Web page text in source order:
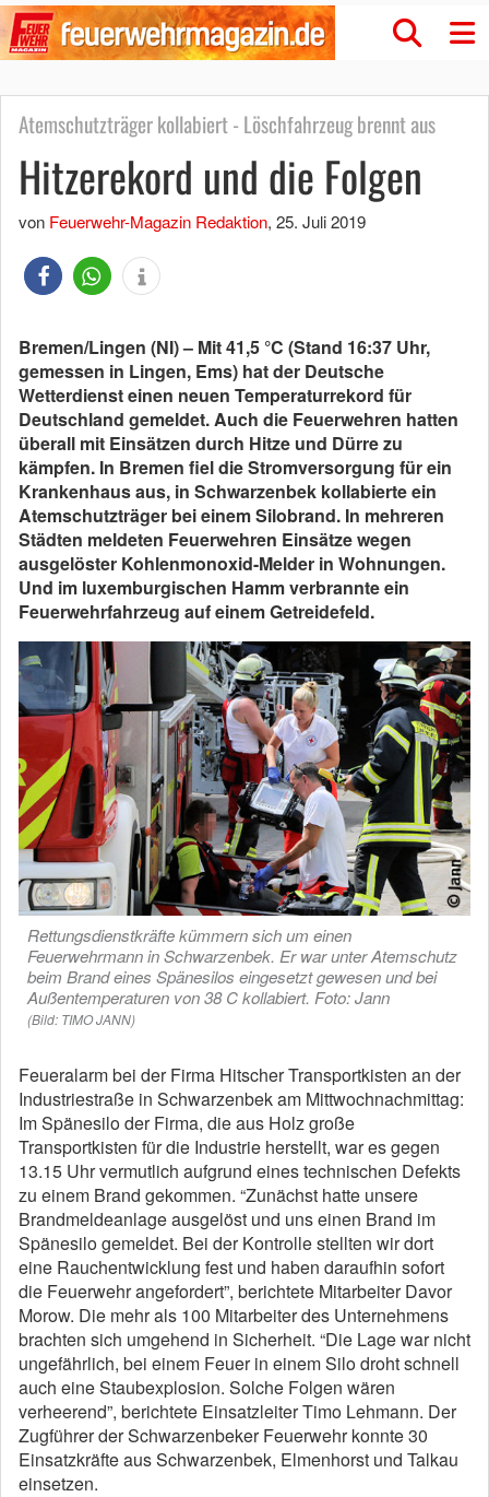
Atemschutzträger kollabiert - Löschfahrzeug brennt aus
Hitzerekord und die Folgen
von Feuerwehr-Magazin Redaktion, 25. Juli 2019
Bremen/Lingen (NI) – Mit 41,5 °C (Stand 16:37 Uhr,
gemessen in Lingen, Ems) hat der Deutsche
Wetterdienst einen neuen Temperaturrekord für
Deutschland gemeldet. Auch die Feuerwehren hatten
überall mit Einsätzen durch Hitze und Dürre zu
kämpfen. In Bremen fiel die Stromversorgung für ein
Krankenhaus aus, in Schwarzenbek kollabierte ein
Atemschutzträger bei einem Silobrand. In mehreren
Städten meldeten Feuerwehren Einsätze wegen
ausgelöster Kohlenmonoxid-Melder in Wohnungen.
Und im luxemburgischen Hamm verbrannte ein
Feuerwehrfahrzeug auf einem Getreidefeld.
Rettungsdienstkräfte kümmern sich um einen
Feuerwehrmann in Schwarzenbek. Er war unter Atemschutz
beim Brand eines Spänesilos eingesetzt gewesen und bei
Außentemperaturen von 38 C kollabiert. Foto: Jann
(Bild: TIMO JANN)
Feueralarm bei der Firma Hitscher Transportkisten an der
Industriestraße in Schwarzenbek am Mittwochnachmittag:
Im Spänesilo der Firma, die aus Holz große
Transportkisten für die Industrie herstellt, war es gegen
13.15 Uhr vermutlich aufgrund eines technischen Defekts
zu einem Brand gekommen. “Zunächst hatte unsere
Brandmeldeanlage ausgelöst und uns einen Brand im
Spänesilo gemeldet. Bei der Kontrolle stellten wir dort
eine Rauchentwicklung fest und haben daraufhin sofort
die Feuerwehr angefordert”, berichtete Mitarbeiter Davor
Morow. Die mehr als 100 Mitarbeiter des Unternehmens
brachten sich umgehend in Sicherheit. “Die Lage war nicht
ungefährlich, bei einem Feuer in einem Silo droht schnell
auch eine Staubexplosion. Solche Folgen wären
verheerend”, berichtete Einsatzleiter Timo Lehmann. Der
Zugführer der Schwarzenbeker Feuerwehr konnte 30
Einsatzkräfte aus Schwarzenbek, Elmenhorst und Talkau
einsetzen.